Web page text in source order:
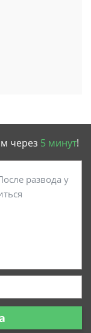
через 5 минут!